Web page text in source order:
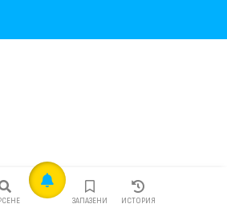
ЗАПАЗЕНИ ИСТОРИЯ